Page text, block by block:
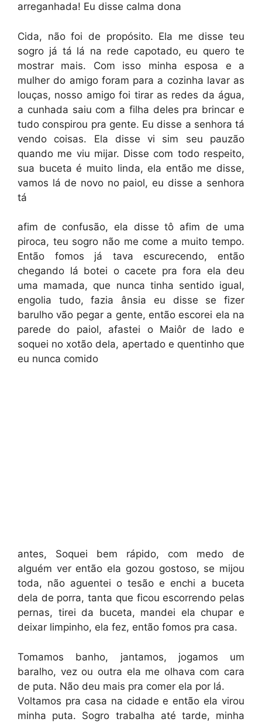
arreganhada! Eu disse calma dona
Cida, não foi de propósito. Ela me disse teu
sogro já tá lá na rede capotado, eu quero te
mostrar mais. Com isso minha esposa e a
mulher do amigo foram para a cozinha lavar as
louças, nosso amigo foi tirar as redes da água,
a cunhada saiu com a filha deles pra brincar e
tudo conspirou pra gente. Eu disse a senhora tá
vendo coisas. Ela disse vi sim seu pauzão
quando me viu mijar. Disse com todo respeito,
sua buceta é muito linda, ela então me disse,
vamos lá de novo no paiol, eu disse a senhora
tá
afim de confusão, ela disse tô afim de uma
piroca, teu sogro não me come a muito tempo.
Então fomos já tava escurecendo, então
chegando lá botei o cacete pra fora ela deu
uma mamada, que nunca tinha sentido igual,
engolia tudo, fazia ânsia eu disse se fizer
barulho vão pegar a gente, então escorei ela na
parede do paiol, afastei o Maiôr de lado e
soquei no xotão dela, apertado e quentinho que
eu nunca comido
antes, Soquei bem rápido, com medo de
alguém ver então ela gozou gostoso, se mijou
toda, não aguentei o tesão e enchi a buceta
dela de porra, tanta que ficou escorrendo pelas
pernas, tirei da buceta, mandei ela chupar e
deixar limpinho, ela fez, então fomos pra casa.
Tomamos banho, jantamos, jogamos um
baralho, vez ou outra ela me olhava com cara
de puta. Não deu mais pra comer ela por lá.
Voltamos pra casa na cidade e então ela virou
minha puta. Sogro trabalha até tarde, minha